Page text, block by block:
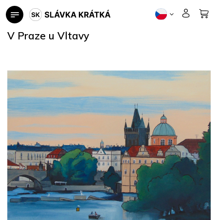
Přejít
na
V Praze u Vltavy